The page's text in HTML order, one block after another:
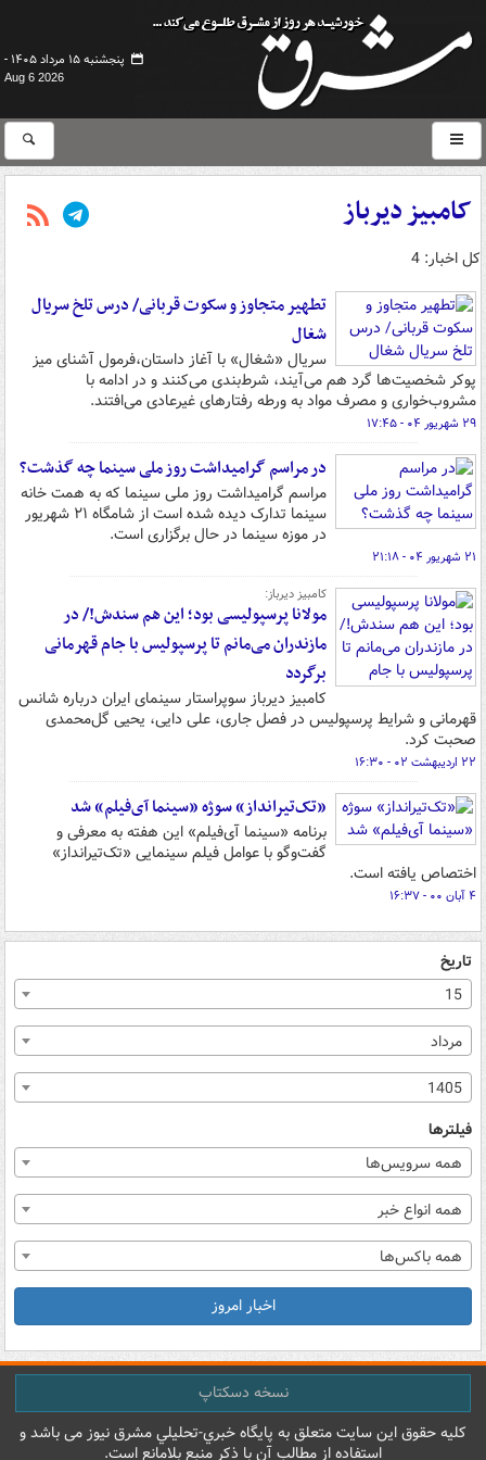
پنجشنبه ۱۵ مرداد ۱۴۰۵ -
Aug 6 2026
کامبیز دیرباز
کل اخبار: 4
تطهیر متجاوز و سکوت قربانی/ درس تلخ سریال
شغال
سریال «شغال» با آغاز داستان،فرمول آشنای میز
پوکر شخصیت‌ها گرد هم می‌آیند، شرط‌بندی می‌کنند و در ادامه با
مشروب‌خواری و مصرف مواد به ورطه رفتارهای غیرعادی می‌افتند.
۲۹ شهریور ۰۴ - ۱۷:۴۵
در مراسم گرامیداشت روز ملی سینما چه گذشت؟
مراسم گرامیداشت روز ملی سینما که به همت خانه
سینما تدارک دیده شده است از شامگاه ۲۱ شهریور
در موزه سینما در حال برگزاری است.
۲۱ شهریور ۰۴ - ۲۱:۱۸
کامبیز دیرباز:
مولانا پرسپولیسی بود؛ این هم سندش!/ در
مازندران می‌مانم تا پرسپولیس با جام قهرمانی
برگردد
کامبیز دیرباز سوپراستار سینمای ایران درباره شانس
قهرمانی و شرایط پرسپولیس در فصل جاری، علی دایی، یحیی گل‌محمدی
صحبت کرد.
۲۲ اردیبهشت ۰۲ - ۱۶:۳۰
«تک‌تیرانداز» سوژه‌ «سینما آی‌فیلم» شد
برنامه «سینما آی‌فیلم» این هفته به معرفی و
گفت‌وگو با عوامل فیلم سینمایی «تک‌تیرانداز»
اختصاص یافته است.
۴ آبان ۰۰ - ۱۶:۳۷
تاریخ
15
مرداد
1405
فیلترها
همه سرویس‌ها
همه انواع خبر
همه باکس‌ها
اخبار امروز
نسخه دسکتاپ
کليه حقوق اين سايت متعلق به پایگاه خبري-تحليلي مشرق نيوز می باشد و
استفاده از مطالب آن با ذکر منبع بلامانع است.